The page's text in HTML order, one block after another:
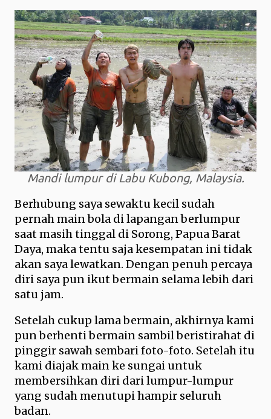
Mandi lumpur di Labu Kubong, Malaysia.
Berhubung saya sewaktu kecil sudah
pernah main bola di lapangan berlumpur
saat masih tinggal di Sorong, Papua Barat
Daya, maka tentu saja kesempatan ini tidak
akan saya lewatkan. Dengan penuh percaya
diri saya pun ikut bermain selama lebih dari
satu jam.
Setelah cukup lama bermain, akhirnya kami
pun berhenti bermain sambil beristirahat di
pinggir sawah sembari foto-foto. Setelah itu
kami diajak main ke sungai untuk
membersihkan diri dari lumpur-lumpur
yang sudah menutupi hampir seluruh
badan.